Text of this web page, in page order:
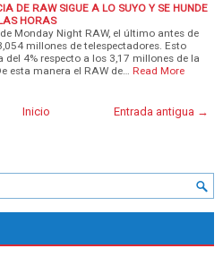
DE RAW SIGUE A LO SUYO Y SE HUNDE
HORAS
Monday Night RAW, el último antes de
millones de telespectadores. Esto
del 4% respecto a los 3,17 millones de la
esta manera el RAW de…
Read More
Entrada antigua →
Inicio